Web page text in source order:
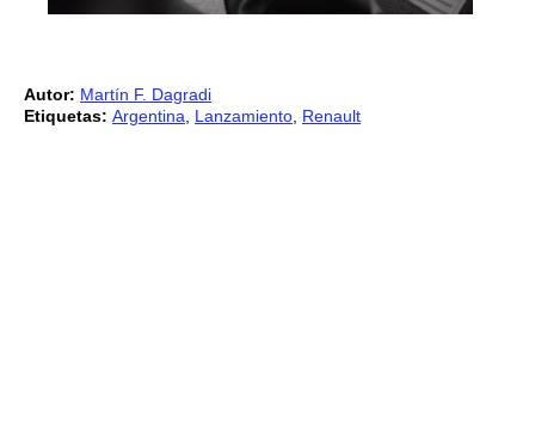
Autor: Martín F. Dagradi
Etiquetas: Argentina Lanzamiento Renault